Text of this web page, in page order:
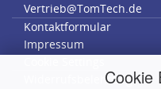
Cookie
Vertrieb@TomTech.de
Kontaktformular
Impressum
Widerrufsbelehrung